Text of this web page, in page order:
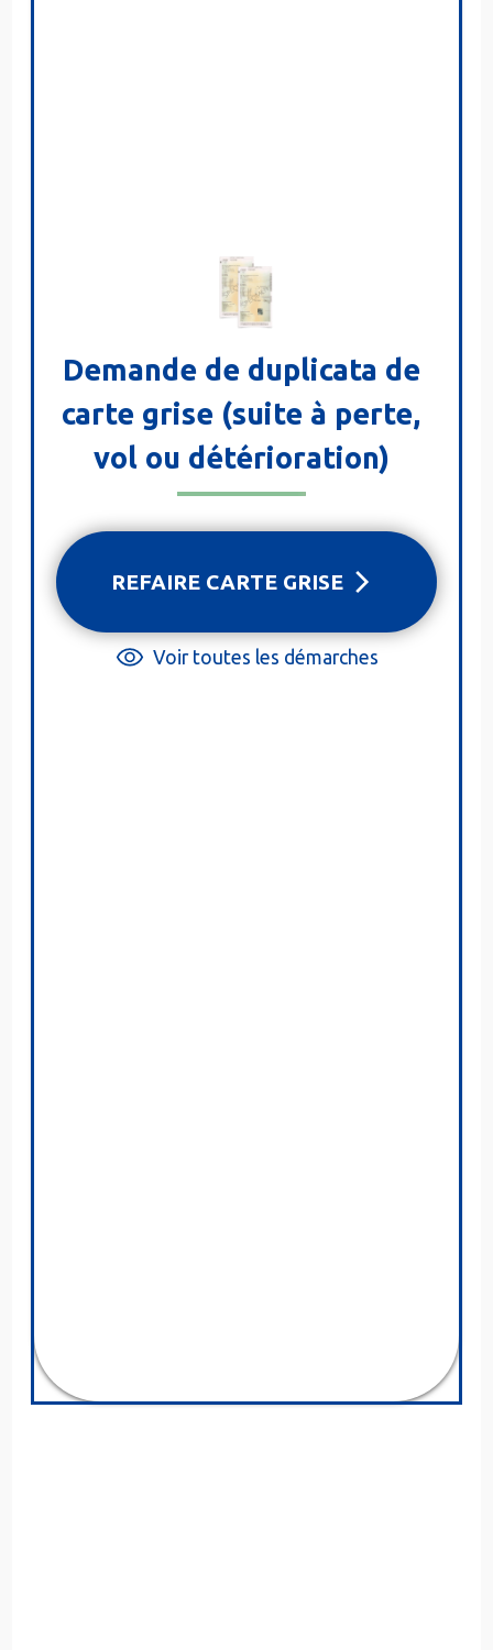
Demande de duplicata de
carte grise (suite à perte,
vol ou détérioration)
REFAIRE CARTE GRISE
Voir toutes les démarches